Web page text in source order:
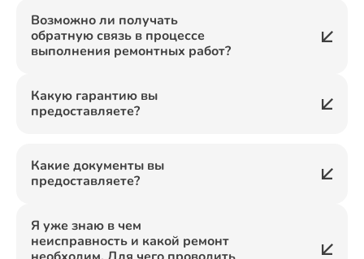
Возможно ли получать
обратную связь в процессе
выполнения ремонтных работ?
Какую гарантию вы
предоставляете?
Какие документы вы
предоставляете?
Я уже знаю в чем
неисправность и какой ремонт